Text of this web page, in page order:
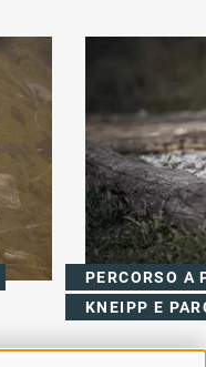
PERCORSO A
KNEIPP E